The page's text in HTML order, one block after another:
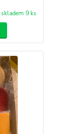
skladem 9 ks